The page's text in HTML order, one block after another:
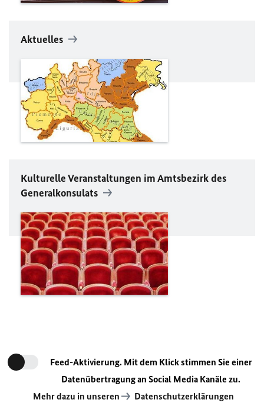
Aktuelles
Kulturelle Veranstaltungen im Amtsbezirk des
Generalkonsulats
Feed-Aktivierung. Mit dem Klick stimmen Sie einer
Datenübertragung an Social Media Kanäle zu.
Mehr dazu in unseren
Datenschutzerklärungen